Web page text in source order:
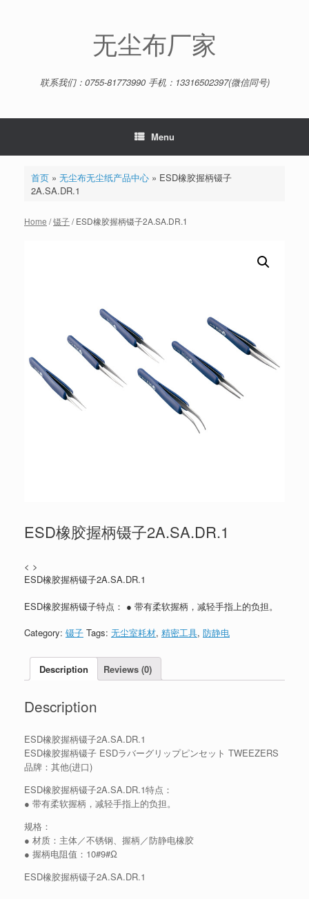
无尘布厂家
联系我们：0755-81773990 手机：13316502397(微信同号)
Menu
首页» 无尘布无尘纸产品中心» ESD橡胶握柄镊子
2A.SA.DR.1
Home /镊子/ ESD橡胶握柄镊子2A.SA.DR.1
ESD橡胶握柄镊子2A.SA.DR.1
< >
ESD橡胶握柄镊子2A.SA.DR.1
ESD橡胶握柄镊子特点： ● 带有柔软握柄，减轻手指上的负担。
Category: 镊子 Tags: 无尘室耗材, 精密工具, 防静电
Description Reviews (0)
Description
ESD橡胶握柄镊子2A.SA.DR.1
ESD橡胶握柄镊子 ESDラバーグリップピンセット TWEEZERS
品牌：其他(进口)
ESD橡胶握柄镊子2A.SA.DR.1特点：
● 带有柔软握柄，减轻手指上的负担。
规格：
● 材质：主体／不锈钢、握柄／防静电橡胶
● 握柄电阻值：10#9#Ω
ESD橡胶握柄镊子2A.SA.DR.1